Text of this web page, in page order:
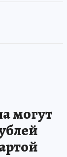
могут